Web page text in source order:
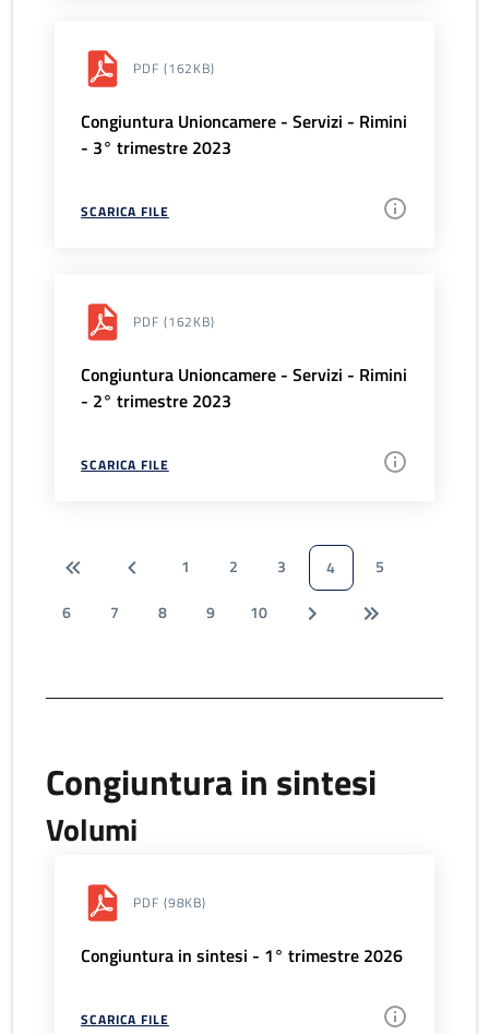
PDF (162KB)
Congiuntura Unioncamere - Servizi - Rimini
- 3° trimestre 2023
SCARICA FILE
PDF (162KB)
Congiuntura Unioncamere - Servizi - Rimini
- 2° trimestre 2023
SCARICA FILE
1 2 3 4
5
6
7 8 9 10
Congiuntura in sintesi
Volumi
PDF (98KB)
Congiuntura in sintesi - 1° trimestre 2026
SCARICA FILE